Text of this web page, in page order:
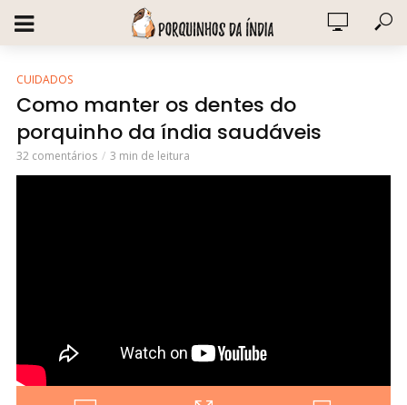
CUIDADOS
Como manter os dentes do
porquinho da índia saudáveis
32 comentários 3 min de leitura